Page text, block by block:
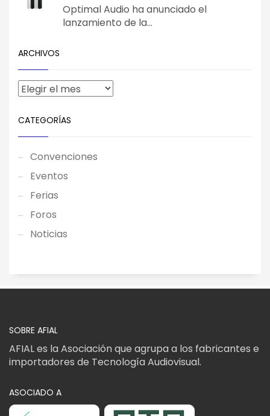
Optimal Audio ha anunciado el
lanzamiento de la...
ARCHIVOS
CATEGORÍAS
Convenciones
Eventos
Ferias
Foros
Noticias
SOBRE AFIAL
AFIAL es la Asociación que agrupa a los fabricantes e
importadores de Tecnología Audiovisual.
ASOCIADO A